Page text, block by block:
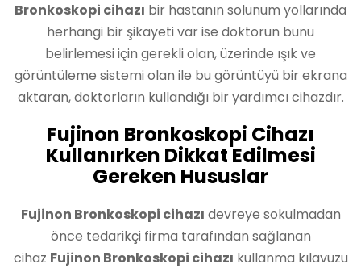
Bronkoskopi cihazı bir hastanın solunum yollarında
herhangi bir şikayeti var ise doktorun bunu
belirlemesi için gerekli olan, üzerinde ışık ve
görüntüleme sistemi olan ile bu görüntüyü bir ekrana
aktaran, doktorların kullandığı bir yardımcı cihazdır.
Fujinon Bronkoskopi Cihazı
Kullanırken Dikkat Edilmesi
Gereken Hususlar
Fujinon Bronkoskopi cihazı devreye sokulmadan
önce tedarikçi firma tarafından sağlanan
cihaz Fujinon Bronkoskopi cihazı kullanma kılavuzu